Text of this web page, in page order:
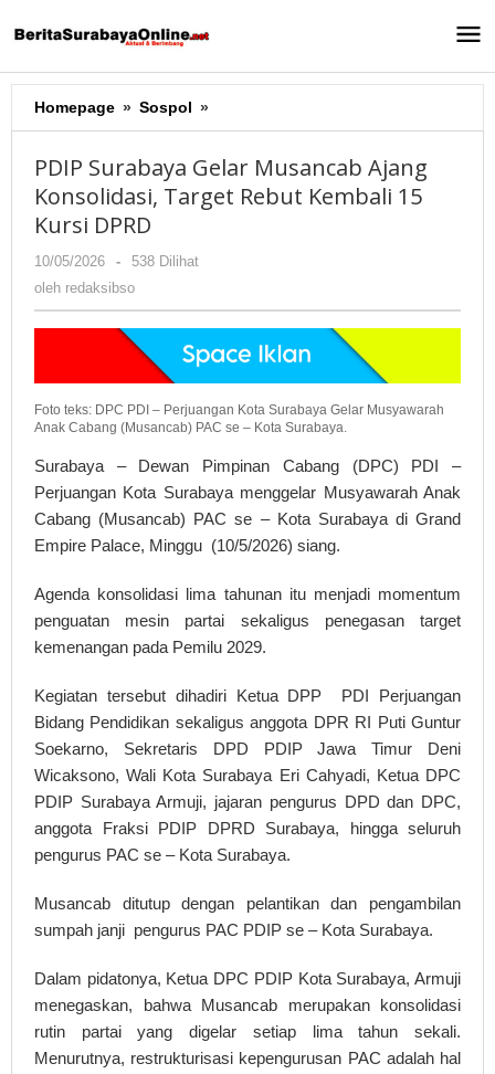
ke
Homepage » Sospol »
Surabaya
Musancab
Ajang
15
DPRD
PDIP Surabaya Gelar Musancab Ajang
Konsolidasi, Target Rebut Kembali 15
Kursi DPRD
10/05/2026
oleh
redaksibso
-
538 Dilihat
oleh redaksibso
Foto teks: DPC PDI – Perjuangan Kota Surabaya Gelar Musyawarah
Anak Cabang (Musancab) PAC se – Kota Surabaya.
Surabaya – Dewan Pimpinan Cabang (DPC) PDI –
Perjuangan Kota Surabaya menggelar Musyawarah Anak
Cabang (Musancab) PAC se – Kota Surabaya di Grand
Empire Palace, Minggu (10/5/2026) siang.
Agenda konsolidasi lima tahunan itu menjadi momentum
penguatan mesin partai sekaligus penegasan target
kemenangan pada Pemilu 2029.
Kegiatan tersebut dihadiri Ketua DPP PDI Perjuangan
Bidang Pendidikan sekaligus anggota DPR RI Puti Guntur
Soekarno, Sekretaris DPD PDIP Jawa Timur Deni
Wicaksono, Wali Kota Surabaya Eri Cahyadi, Ketua DPC
PDIP Surabaya Armuji, jajaran pengurus DPD dan DPC,
anggota Fraksi PDIP DPRD Surabaya, hingga seluruh
pengurus PAC se – Kota Surabaya.
Musancab ditutup dengan pelantikan dan pengambilan
sumpah janji pengurus PAC PDIP se – Kota Surabaya.
Dalam pidatonya, Ketua DPC PDIP Kota Surabaya, Armuji
menegaskan, bahwa Musancab merupakan konsolidasi
rutin partai yang digelar setiap lima tahun sekali.
Menurutnya, restrukturisasi kepengurusan PAC adalah hal